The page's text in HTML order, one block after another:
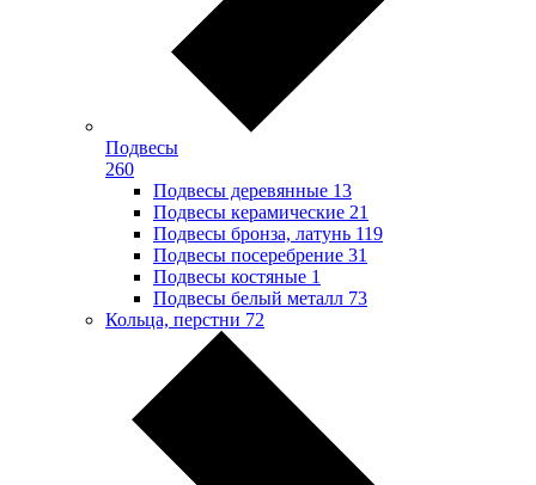
Подвесы
260
Подвесы деревянные 13
Подвесы керамические 21
Подвесы бронза, латунь 119
Подвесы посеребрение 31
Подвесы костяные 1
Подвесы белый металл 73
Кольца, перстни 72